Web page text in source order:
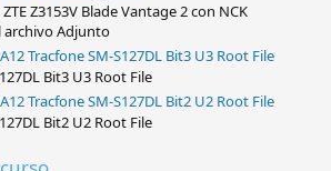
Z3153V Blade Vantage 2 con NCK
archivo Adjunto
A12 Tracfone SM-S127DL Bit3 U3 Root File
Bit3 U3 Root File
A12 Tracfone SM-S127DL Bit2 U2 Root File
Bit2 U2 Root File